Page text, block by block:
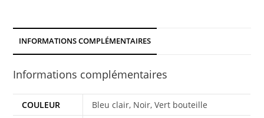
INFORMATIONS COMPLÉMENTAIRES
Informations complémentaires
COULEUR
Bleu clair, Noir, Vert bouteille